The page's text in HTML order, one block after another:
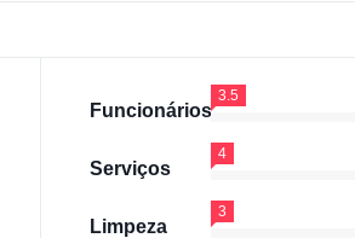
Funcionários
3.5
Serviços
4
Limpeza
3